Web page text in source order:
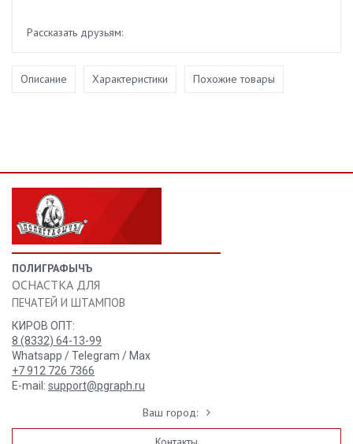
Рассказать друзьям:
Описание Характеристики Похожие товары
ПОЛИГРАФЫЧЪ
ОСНАСТКА ДЛЯ
ПЕЧАТЕЙ И ШТАМПОВ
КИРОВ ОПТ:
8 (8332) 64-13-99
Whatsapp / Telegram / Max
+7 912 726 7366
E-mail: support@pgraph.ru
Ваш город: